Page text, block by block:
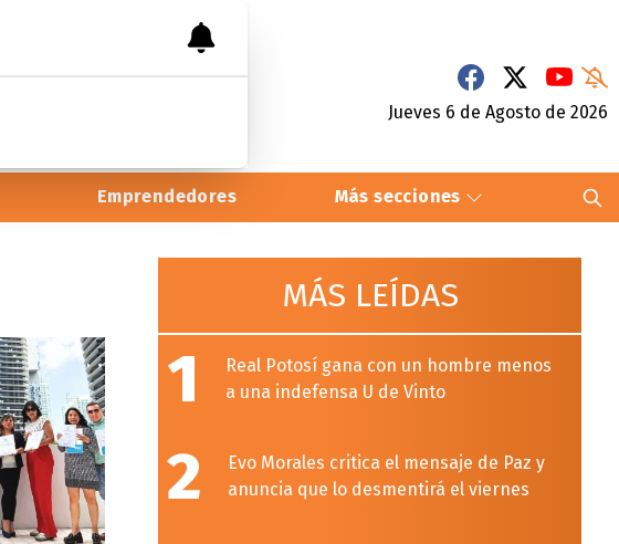
Jueves 6 de Agosto de 2026
Emprendedores Más secciones
MÁS LEÍDAS
1
Real Potosí gana con un hombre menos
a una indefensa U de Vinto
2
Evo Morales critica el mensaje de Paz y
anuncia que lo desmentirá el viernes